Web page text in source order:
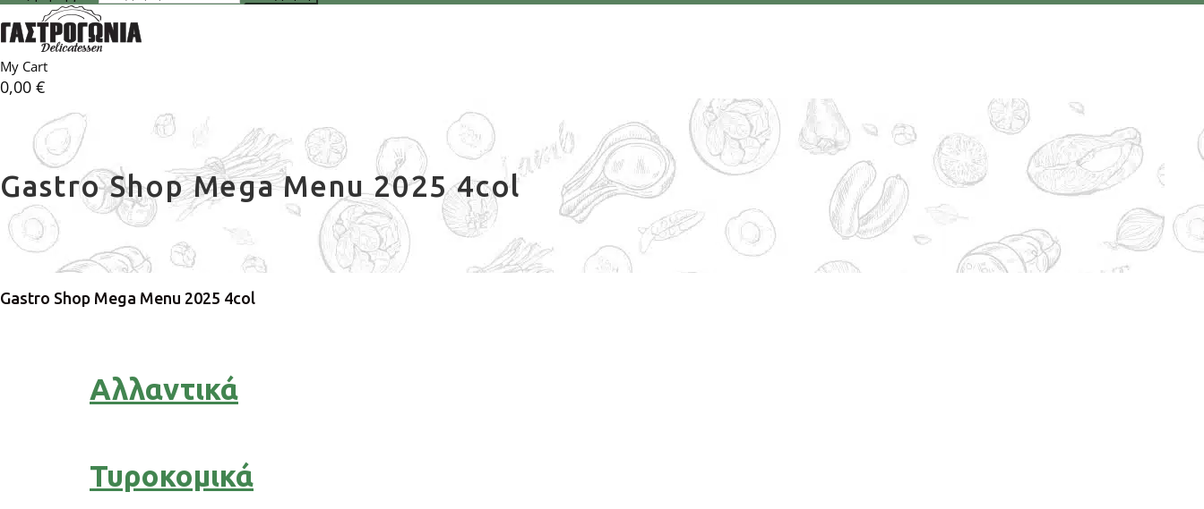
My Cart
0,00 €
Gastro Shop Mega Menu 2025 4col
Gastro Shop Mega Menu 2025 4col
Αλλαντικά
Τυροκομικά